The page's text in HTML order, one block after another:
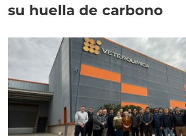
su huella de carbono